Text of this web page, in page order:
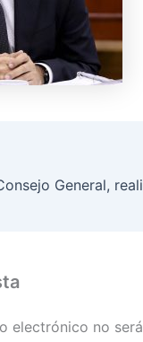
electrónico no